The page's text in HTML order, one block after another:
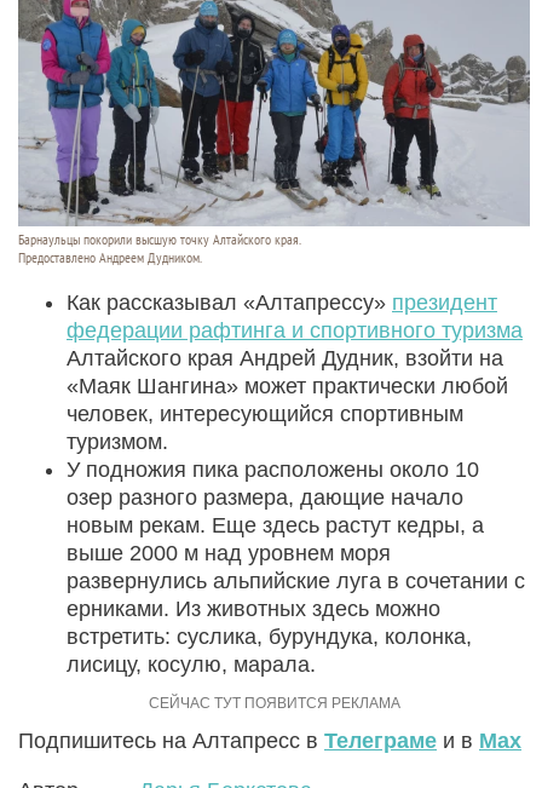
Барнаульцы покорили высшую точку Алтайского края.
Предоставлено Андреем Дудником.
Как рассказывал «Алтапрессу» президент
федерации рафтинга и спортивного туризма
Алтайского края Андрей Дудник, взойти на
«Маяк Шангина» может практически любой
человек, интересующийся спортивным
туризмом.
У подножия пика расположены около 10
озер разного размера, дающие начало
новым рекам. Еще здесь растут кедры, а
выше 2000 м над уровнем моря
развернулись альпийские луга в сочетании с
ерниками. Из животных здесь можно
встретить: суслика, бурундука, колонка,
лисицу, косулю, марала.
Подпишитесь на Алтапресс в Телеграме и в Max